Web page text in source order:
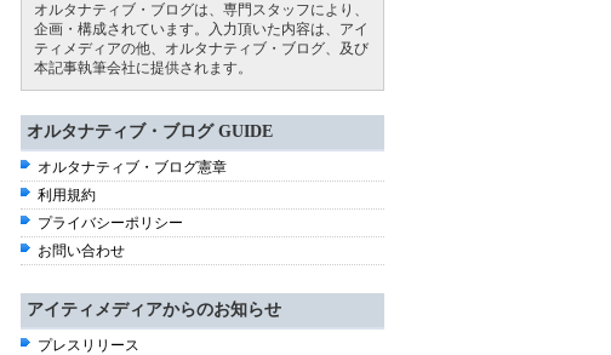
オルタナティブ・ブログは、専門スタッフにより、
企画・構成されています。入力頂いた内容は、アイ
ティメディアの他、オルタナティブ・ブログ、及び
本記事執筆会社に提供されます。
オルタナティブ・ブログ GUIDE
オルタナティブ・ブログ憲章
利用規約
プライバシーポリシー
お問い合わせ
アイティメディアからのお知らせ
プレスリリース